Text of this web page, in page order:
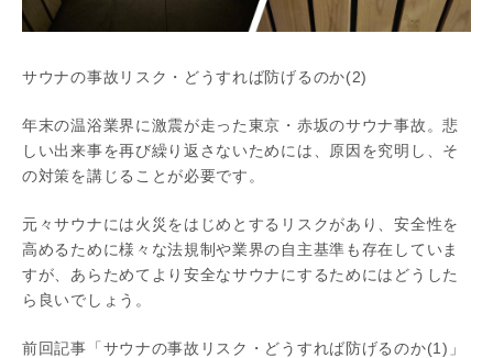
サウナの事故リスク・どうすれば防げるのか(2)
年末の温浴業界に激震が走った東京・赤坂のサウナ事故。悲
しい出来事を再び繰り返さないためには、原因を究明し、そ
の対策を講じることが必要です。
元々サウナには火災をはじめとするリスクがあり、安全性を
高めるために様々な法規制や業界の自主基準も存在していま
すが、あらためてより安全なサウナにするためにはどうした
ら良いでしょう。
前回記事「サウナの事故リスク・どうすれば防げるのか(1)」